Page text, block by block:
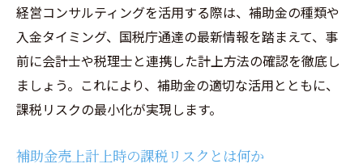
補助金収入計上の実務トラブル事例と対策
国税庁基準を踏まえた補助金収益計上
税務リスクを避けるための補助金計上方法
経営コンサルティングで実現する税務リス
補助金計上時の法人税基本通達の着眼点
経営コンサルティングを活用する際は、補助金の種類や
入金タイミング、国税庁通達の最新情報を踏まえて、事
前に会計士や税理士と連携した計上方法の確認を徹底し
ましょう。これにより、補助金の適切な活用とともに、
課税リスクの最小化が実現します。
補助金売上計上時の課税リスクとは何か